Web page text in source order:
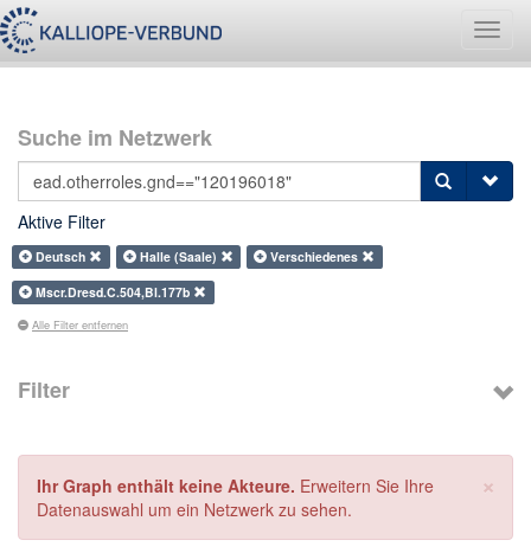
Suche im Netzwerk
Aktive Filter
Deutsch Halle (Saale)
Verschiedenes
Mscr.Dresd.C.504,Bl.177b
Alle Filter entfernen
Filter
×
Ihr Graph enthält keine Akteure. Erweitern Sie Ihre
Datenauswahl um ein Netzwerk zu sehen.